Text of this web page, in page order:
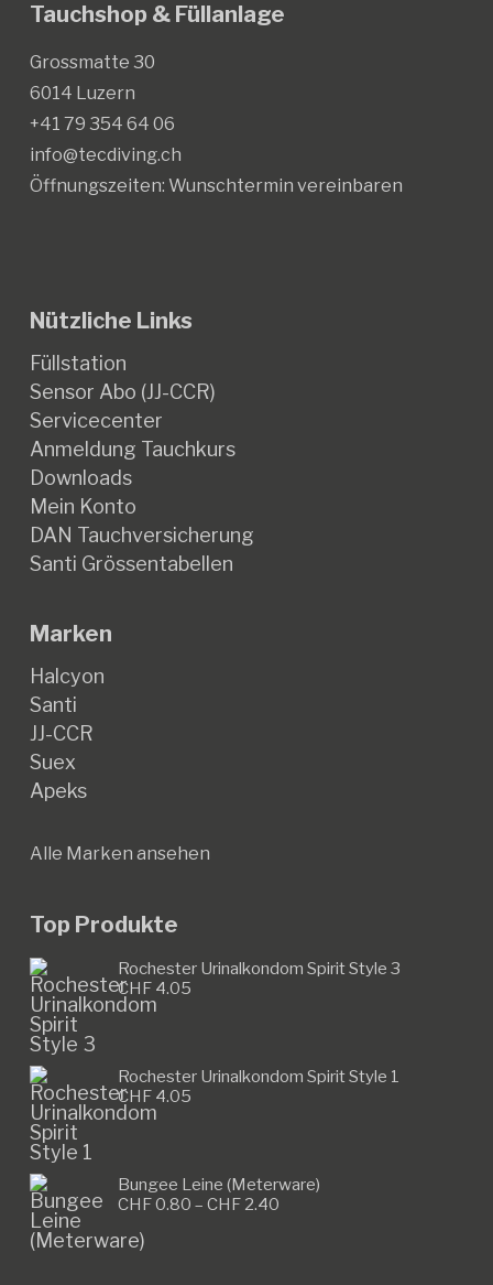
Tauchshop & Füllanlage
Grossmatte 30
6014 Luzern
+41 79 354 64 06
info@tecdiving.ch
Öffnungszeiten: Wunschtermin vereinbaren
Nützliche Links
Füllstation
Sensor Abo (JJ-CCR)
Servicecenter
Anmeldung Tauchkurs
Downloads
Mein Konto
DAN Tauchversicherung
Santi Grössentabellen
Marken
Halcyon
Santi
JJ-CCR
Suex
Apeks
Alle Marken ansehen
Top Produkte
Rochester Urinalkondom Spirit Style 3
CHF4.05
Rochester Urinalkondom Spirit Style 1
CHF4.05
Bungee Leine (Meterware)
CHF0.80 – CHF2.40Preisspanne: